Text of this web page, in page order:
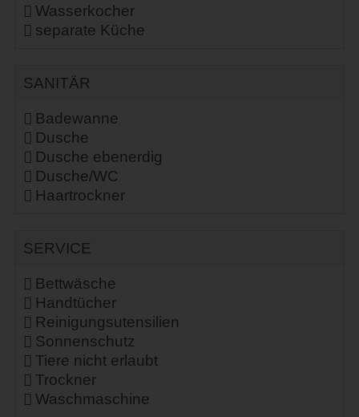
Wasserkocher
separate Küche
SANITÄR
Badewanne
Dusche
Dusche ebenerdig
Dusche/WC
Haartrockner
SERVICE
Bettwäsche
Handtücher
Reinigungsutensilien
Sonnenschutz
Tiere nicht erlaubt
Trockner
Waschmaschine